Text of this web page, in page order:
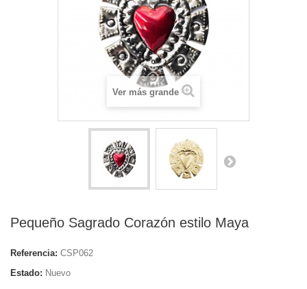
Ver más grande
Pequeño Sagrado Corazón estilo Maya
Referencia: CSP062
Estado: Nuevo